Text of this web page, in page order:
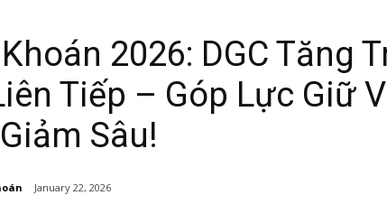
2026: DGC Tăng
Tiếp – Góp Lực Giữ
Sâu!
January 22, 2026